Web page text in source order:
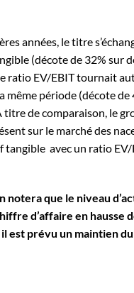
années, le titre
(décote de 32% sur
ratio EV/EBIT tournait
même période (décote de
titre de comparaison, le
sur le marché des
tangible avec un ratio EV/
notera que le niveau
d’affaire en hausse
est prévu un maintien